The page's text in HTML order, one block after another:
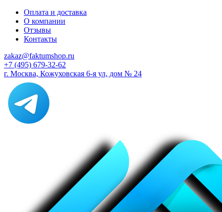
Оплата и доставка
О компании
Отзывы
Контакты
zakaz@faktumshop.ru
+7 (495) 679-32-62
г. Москва, Кожуховская 6-я ул, дом № 24